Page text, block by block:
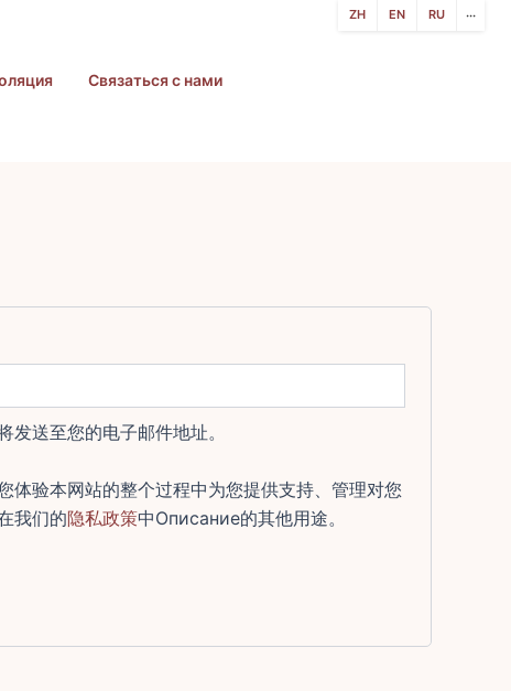
Связаться с нами
发送至您的电子邮件地址。
体验本网站的整个过程中为您提供支持、管理对您
我们的隐私政策中Описание的其他用途。
ZH EN RU ···